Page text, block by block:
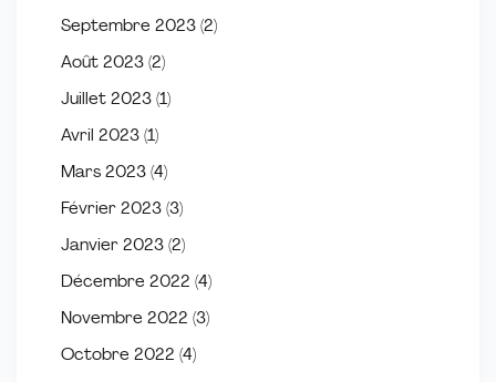
Septembre 2023 (2)
Août 2023 (2)
Juillet 2023 (1)
Avril 2023 (1)
Mars 2023 (4)
Février 2023 (3)
Janvier 2023 (2)
Décembre 2022 (4)
Novembre 2022 (3)
Octobre 2022 (4)